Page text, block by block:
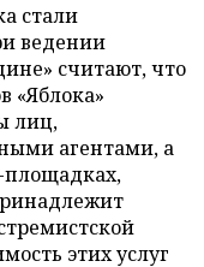
стали
ведении
считают, что
«Яблока»
лиц,
агентами, а
площадках,
этих услуг